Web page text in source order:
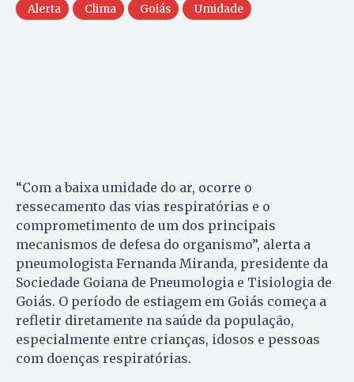
Alerta Clima Goiás Umidade
“Com a baixa umidade do ar, ocorre o
ressecamento das vias respiratórias e o
comprometimento de um dos principais
mecanismos de defesa do organismo”, alerta a
pneumologista Fernanda Miranda, presidente da
Sociedade Goiana de Pneumologia e Tisiologia de
Goiás. O período de estiagem em Goiás começa a
refletir diretamente na saúde da população,
especialmente entre crianças, idosos e pessoas
com doenças respiratórias.